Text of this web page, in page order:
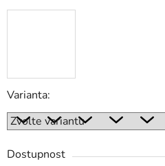
Varianta:
Dostupnost